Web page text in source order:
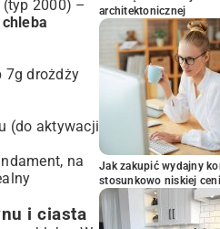
2000) –
7g drożdży
(do aktywacji
na
i ciasta
architektonicznej
Jak zakupić wydajny
stosunkowo niskiej